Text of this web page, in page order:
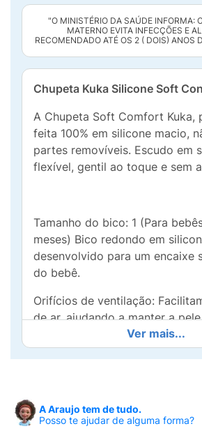
"O MINISTÉRIO DA SAÚDE INFORMA:
MATERNO EVITA INFECÇÕES E
RECOMENDADO ATÉ OS 2 ( DOIS) ANOS
Chupeta Kuka Silicone Soft
A Chupeta Soft Comfort Kuka,
feita 100% em silicone macio,
partes removíveis. Escudo em
flexível, gentil ao toque e sem
Tamanho do bico: 1 (Para
meses) Bico redondo em
desenvolvido para um encaixe
do bebê.
Orifícios de ventilação:
de ar, ajudando a manter a
livre de assaduras na região
e qualidade: O bico de silicone
Livre de BPA
Ver mais...
A Araujo tem de tudo.
Posso te ajudar de alguma forma?